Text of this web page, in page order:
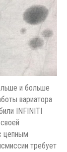
и больше
вариатора
INFINITI
цепным
требует